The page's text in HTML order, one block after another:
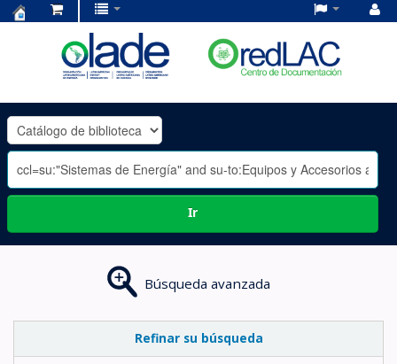
OLADE
-
Ir
Búsqueda avanzada
Refinar su búsqueda